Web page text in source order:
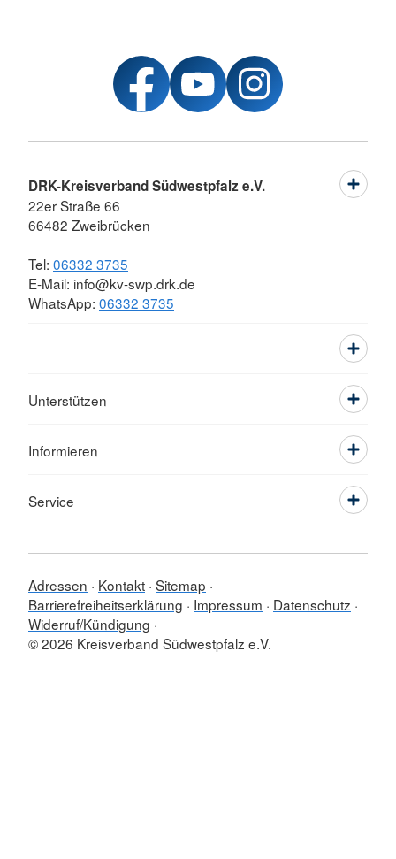
DRK-Kreisverband Südwestpfalz e.V.
22er Straße 66
66482 Zweibrücken
Tel: 06332 3735
E-Mail: info@kv-swp.drk.de
WhatsApp: 06332 3735
Unterstützen
Informieren
Service
Adressen Kontakt Sitemap
Barrierefreiheitserklärung
Impressum
Datenschutz
Widerruf/Kündigung
© 2026 Kreisverband Südwestpfalz e.V.